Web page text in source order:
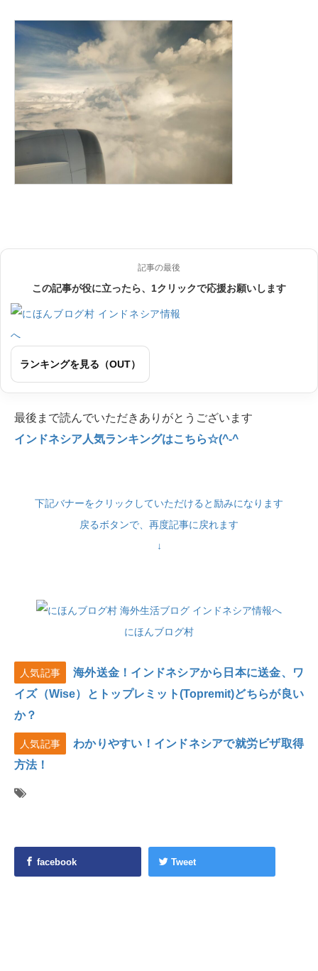
記事の最後
この記事が役に立ったら、1クリックで応援お願いします
ランキングを見る（OUT）
最後まで読んでいただきありがとうございます
インドネシア人気ランキングはこちら☆(^-^
下記バナーをクリックしていただけると励みになります
戻るボタンで、再度記事に戻れます
↓
にほんブログ村
人気記事
海外送金！インドネシアから日本に送金、ワ
イズ（Wise）とトップレミット(Topremit)どちらが良い
か？
人気記事
わかりやすい！インドネシアで就労ビザ取得
方法！
facebook Tweet